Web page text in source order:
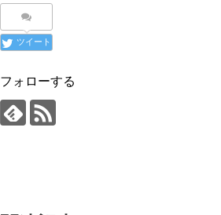
ツイート
フォローする